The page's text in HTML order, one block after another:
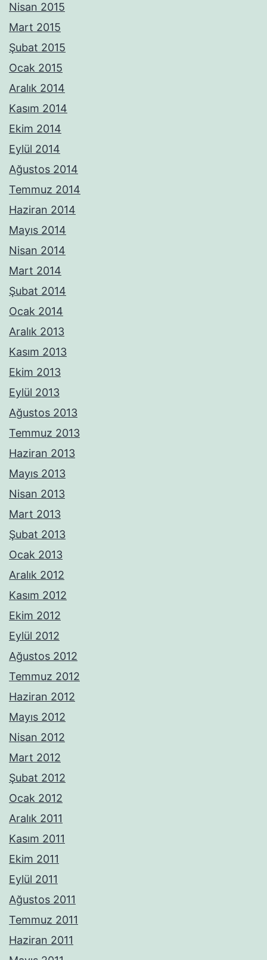
Nisan 2015
Mart 2015
Şubat 2015
Ocak 2015
Aralık 2014
Kasım 2014
Ekim 2014
Eylül 2014
Ağustos 2014
Temmuz 2014
Haziran 2014
Mayıs 2014
Nisan 2014
Mart 2014
Şubat 2014
Ocak 2014
Aralık 2013
Kasım 2013
Ekim 2013
Eylül 2013
Ağustos 2013
Temmuz 2013
Haziran 2013
Mayıs 2013
Nisan 2013
Mart 2013
Şubat 2013
Ocak 2013
Aralık 2012
Kasım 2012
Ekim 2012
Eylül 2012
Ağustos 2012
Temmuz 2012
Haziran 2012
Mayıs 2012
Nisan 2012
Mart 2012
Şubat 2012
Ocak 2012
Aralık 2011
Kasım 2011
Ekim 2011
Eylül 2011
Ağustos 2011
Temmuz 2011
Haziran 2011